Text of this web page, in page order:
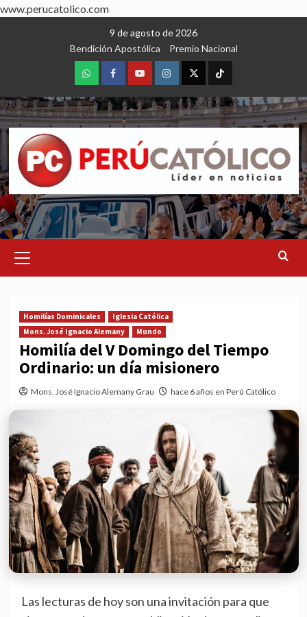
www.perucatolico.com
9 de agosto de 2026
Bendición Apostólica
Premio Nacional
WhatsAppFacebookYoutubeInstagram
X TikTok
Menu
Homilías Dominicales
Iglesia Católica
Mons. José Ignacio Alemany
Mundo
Homilía del V Domingo del Tiempo
Ordinario: un día misionero
Mons. José Ignacio Alemany Grau hace 6 años en Perú Católico
Las lecturas de hoy son una invitación para que